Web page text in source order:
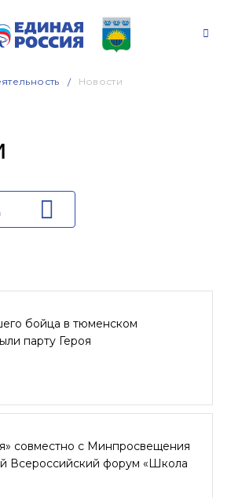
Новости
бойца в тюменском
парту Героя
совместно с Минпросвещения
Всероссийский форум «Школа